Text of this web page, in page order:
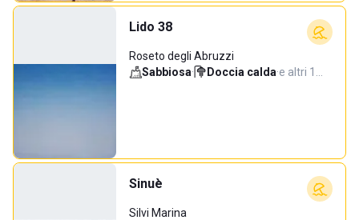
Lido 38
Roseto degli Abruzzi
Sabbiosa· Doccia calda·e altri 1…
Sinuè
Silvi Marina